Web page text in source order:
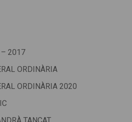
2017
ORDINÀRIA
ORDINÀRIA 2020